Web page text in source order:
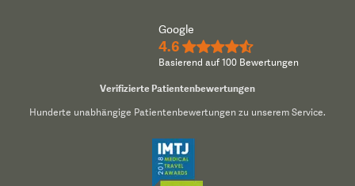
Google
4.6 ★★★★½
Basierend auf 100 Bewertungen
Verifizierte Patientenbewertungen
Hunderte unabhängige Patientenbewertungen zu unserem Service.